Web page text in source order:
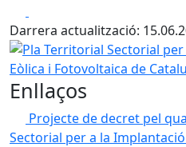
Darrera actualització:
Pla Territorial Sectorial per a
Enllaços
Projecte de decret pel
Sectorial per a la